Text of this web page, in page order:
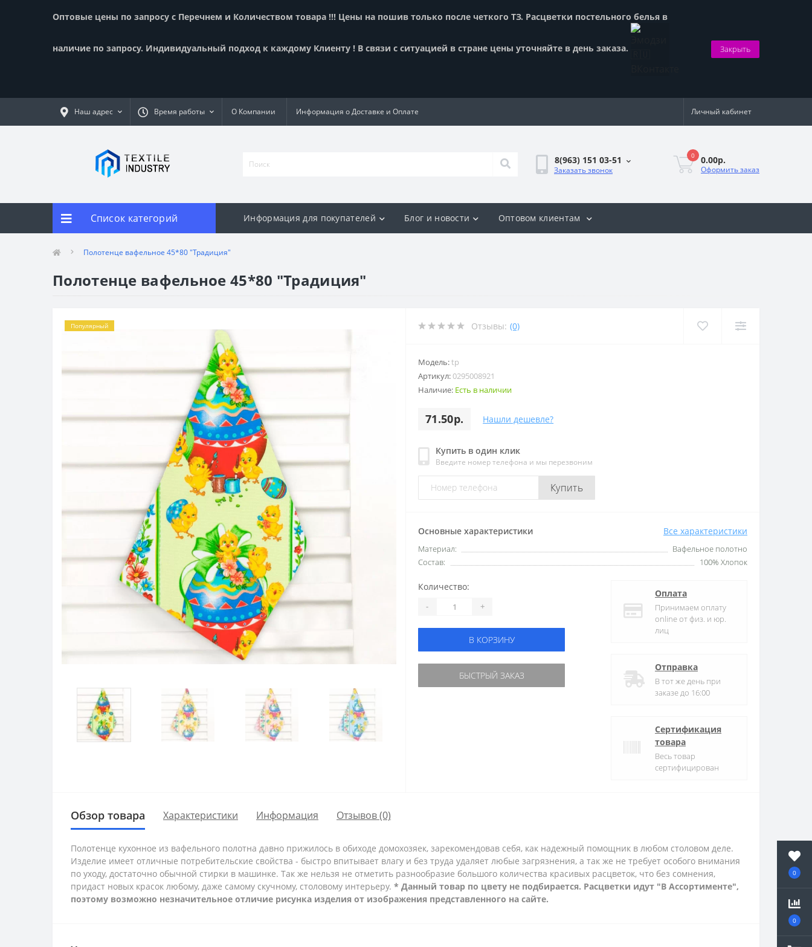
0
0
Оптовые цены по запросу с Перечнем и Количеством товара !!! Цены на пошив только после четкого ТЗ. Расцветки постельного белья в
наличие по запросу. Индивидуальный подход к каждому Клиенту ! В связи с ситуацией в стране цены уточняйте в день заказа. Закрыть
Наш адрес Время работы О Компании Информация о Доставке и Оплате Личный кабинет
8(963) 151 03-51
Заказать звонок
0 0.00р.
Оформить заказ
Список категорий Информация для покупателей Блог и новости Оптовом клиентам
Полотенце вафельное 45*80 "Традиция"
Полотенце вафельное 45*80 "Традиция"
Популярный Отзывы: (0)
Модель:tp
Артикул:0295008921
Наличие: Есть в наличии
71.50р. Нашли дешевле?
Купить в один клик
Введите номер телефона и мы перезвоним
Купить
Основные характеристики Все характеристики
Материал:
Вафельное полотно
Состав:
100% Хлопок
Количество:
- +
В КОРЗИНУ
БЫСТРЫЙ ЗАКАЗ
Оплата
Принимаем оплату
online от физ. и юр.
лиц
Отправка
В тот же день при
заказе до 16:00
Сертификация
товара
Весь товар
сертифицирован
Обзор товара Характеристики Информация Отзывов (0)
Полотенце кухонное из вафельного полотна давно прижилось в обиходе домохозяек, зарекомендовав себя, как надежный помощник в любом столовом деле.
Изделие имеет отличные потребительские свойства - быстро впитывает влагу и без труда удаляет любые загрязнения, а так же не требует особого внимания
по уходу, достаточно обычной стирки в машинке. Так же нельзя не отметить разнообразие большого количества красивых расцветок, что без сомнения,
придаст новых красок любому, даже самому скучному, столовому интерьеру. * Данный товар по цвету не подбирается. Расцветки идут "В Ассортименте",
поэтому возможно незначительное отличие рисунка изделия от изображения представленного на сайте.